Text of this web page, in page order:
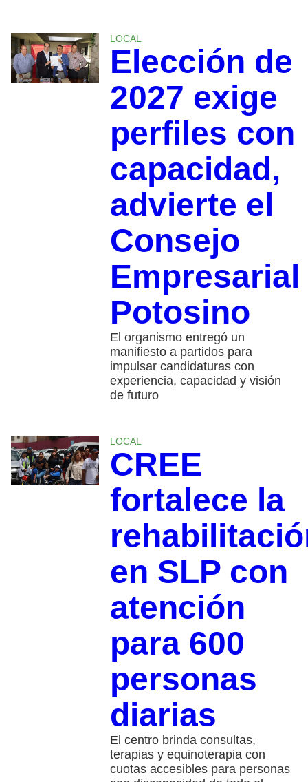
LOCAL
Elección de
2027 exige
perfiles con
capacidad,
advierte el
Consejo
Empresarial
Potosino
El organismo entregó un
manifiesto a partidos para
impulsar candidaturas con
experiencia, capacidad y visión
de futuro
LOCAL
CREE
fortalece la
en SLP con
atención
para 600
personas
diarias
El centro brinda consultas,
terapias y equinoterapia con
cuotas accesibles para personas